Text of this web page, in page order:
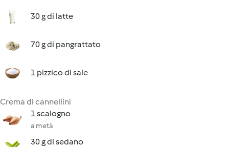
30 g di latte
70 g di pangrattato
1 pizzico di sale
Crema di cannellini
1 scalogno
a metà
30 g di sedano